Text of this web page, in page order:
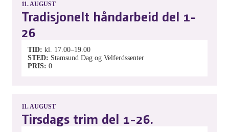
11.AUGUST
Tradisjonelt håndarbeid del 1-
26
TID kl. 17.00–19.00
STED
Stamsund Dag og Velferdssenter
PRIS 0
11.AUGUST
Tirsdags trim del 1-26.